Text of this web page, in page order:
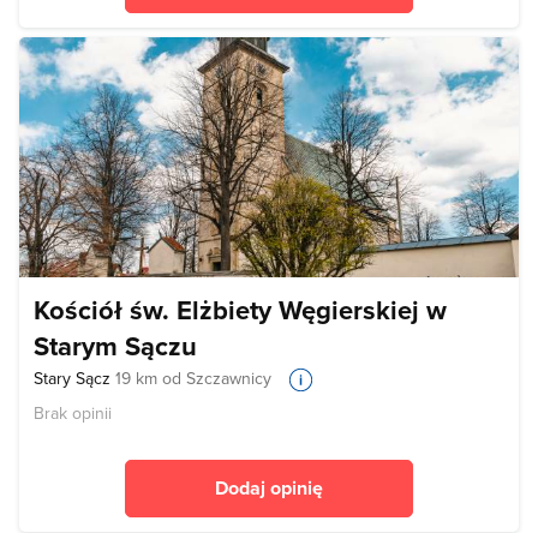
Kościół św. Elżbiety Węgierskiej w
Starym Sączu
Stary Sącz 19 km od Szczawnicy
Brak opinii
Dodaj opinię